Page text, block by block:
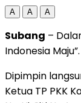
A A A
Subang –
Indonesia
Dipimpin
Ketua TP PKK